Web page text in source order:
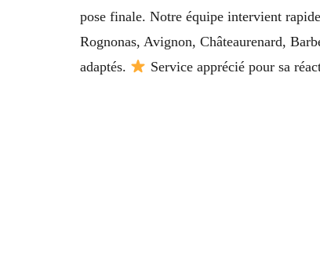
pose finale. Notre équipe intervient
Rognonas, Avignon, Châteaurenard,
adaptés.
Service apprécié pour sa